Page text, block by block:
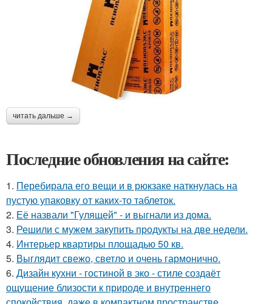
читать дальше →
Последние обновления на сайте:
1. Перебирала его вещи и в рюкзаке наткнулась на
пустую упаковку от каких-то таблеток.
2. Её назвали "Гулящей" - и выгнали из дома.
3. Решили с мужем закупить продукты на две недели.
4. Интерьер квартиры площадью 50 кв.
5. Выглядит свежо, светло и очень гармонично.
6. Дизайн кухни - гостиной в эко - стиле создаёт
ощущение близости к природе и внутреннего